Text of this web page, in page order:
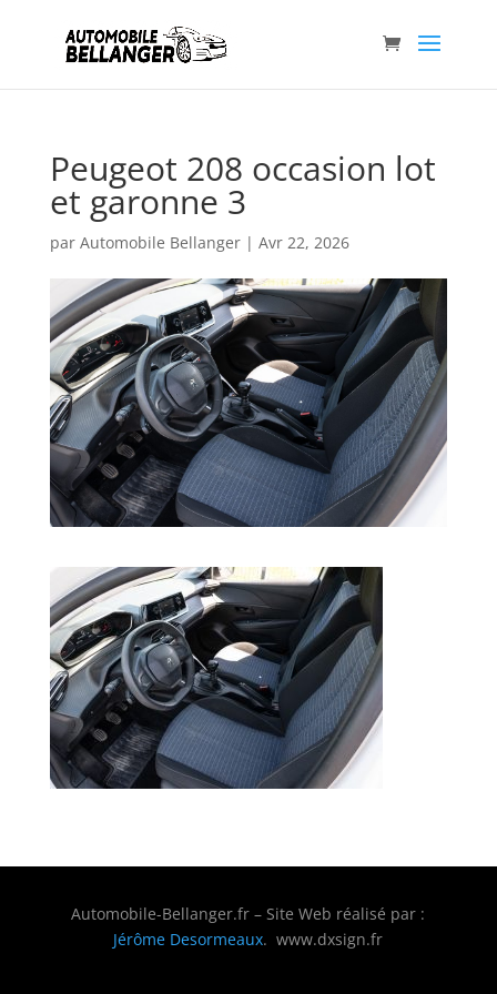
Peugeot 208 occasion lot
et garonne 3
par Automobile Bellanger| Avr 22, 2026
Automobile-Bellanger.fr – Site Web réalisé par :
Jérôme Desormeaux. www.dxsign.fr